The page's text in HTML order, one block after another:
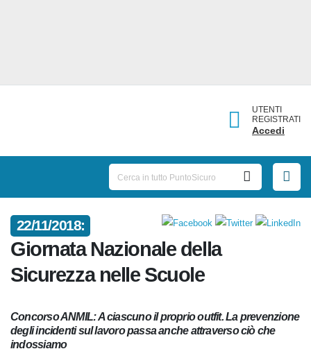
UTENTI
REGISTRATI
Accedi
22/11/2018:
Giornata Nazionale della
Sicurezza nelle Scuole
Concorso ANMIL: A ciascuno il proprio outfit. La
prevenzione degli incidenti sul lavoro passa anche
attraverso ciò che indossiamo